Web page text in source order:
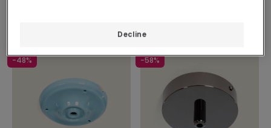
-48% -58%
Decline